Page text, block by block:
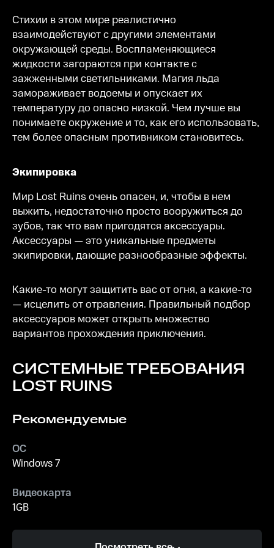
Стихии в этом мире реалистично
взаимодействуют с другими элементами
окружающей среды. Воспламеняющиеся
жидкости загораются при контакте с
зажженными светильниками. Магия льда
замораживает водоемы и опускает их
температуру до опасно низкой. Чем лучше вы
понимаете окружение и то, как его использовать,
тем более опасным противником становитесь.
Экипировка
Мир Lost Ruins очень опасен, и, чтобы в нем
выжить, недостаточно просто вооружиться до
зубов, так что вам пригодятся аксессуары.
Аксессуары — это уникальные предметы
экипировки, дающие разнообразные эффекты.
Какие-то могут защитить вас от огня, а какие-то
— исцелить от отравления. Правильный подбор
аксессуаров может открыть множество
вариантов прохождения приключения.
СИСТЕМНЫЕ ТРЕБОВАНИЯ
LOST RUINS
Рекомендуемые
ОС
Windows 7
Видеокарта
1GB